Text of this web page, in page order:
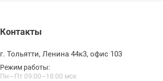
Контакты
г. Тольятти, Ленина 44к3, офис 103
Режим работы:
Пн—Пт 09:00–18:00 мск